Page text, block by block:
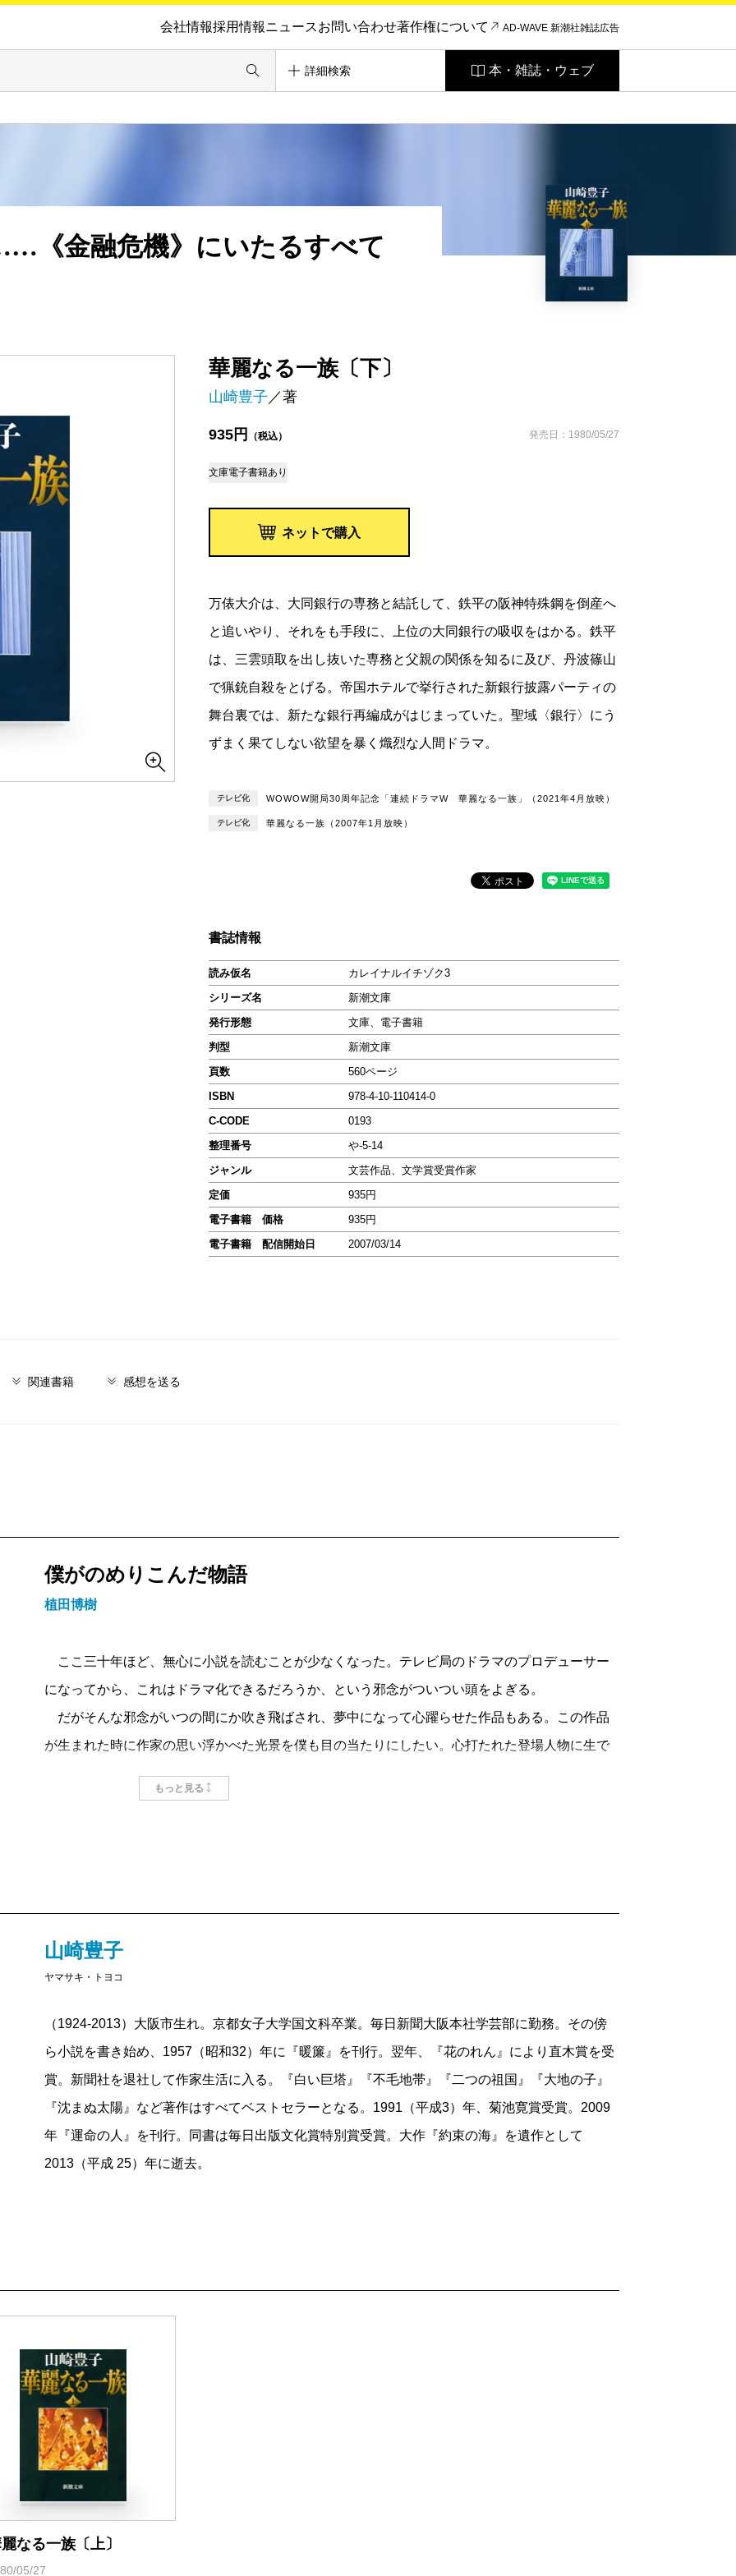
会社情報採用情報ニュースお問い合わせ著作権について AD-WAVE 新潮社雑誌広告
詳細検索 本・雑誌・ウェブ
華麗なる一族〔下〕
山崎豊子 ／著
935円 （税込） 発売日：1980/05/27
文庫電子書籍あり
ネットで購入
《金融危機》にいたるすべて
万俵大介は、大同銀行の専務と結託して、鉄平の阪神特殊鋼を倒産へ
と追いやり、それをも手段に、上位の大同銀行の吸収をはかる。鉄平
は、三雲頭取を出し抜いた専務と父親の関係を知るに及び、丹波篠山
で猟銃自殺をとげる。帝国ホテルで挙行された新銀行披露パーティの
舞台裏では、新たな銀行再編成がはじまっていた。聖域〈銀行〉にう
ずまく果てしない欲望を暴く熾烈な人間ドラマ。
テレビ化 WOWOW開局30周年記念「連続ドラマW 華麗なる一族」（2021年4月放映）
テレビ化 華麗なる一族（2007年1月放映）
書誌情報
読み仮名
カレイナルイチゾク3
シリーズ名
新潮文庫
発行形態
文庫、電子書籍
判型
新潮文庫
頁数
560ページ
ISBN
978-4-10-110414-0
C-CODE
0193
整理番号
や-5-14
ジャンル
文芸作品、文学賞受賞作家
定価
935円
電子書籍 価格
935円
電子書籍 配信開始日
2007/03/14
関連書籍 感想を送る
僕がのめりこんだ物語
植田博樹
ここ三十年ほど、無心に小説を読むことが少なくなった。テレビ局のドラマのプロデューサー
になってから、これはドラマ化できるだろうか、という邪念がついつい頭をよぎる。
だがそんな邪念がいつの間にか吹き飛ばされ、夢中になって心躍らせた作品もある。この作品
が生まれた時に作家の思い浮かべた光景を僕も目の当たりにしたい。心打たれた登場人物に生で
出会いたい。そんな思いから自分が映像化に関わった二つの
像化に当たっては、圧倒的なモンスターである万俵大介を描くため
理想に生き悲劇に死す鉄平を主人公にしたいと語った僕を、山崎先
生は「私は負け戦に乗るつもりは一切ない。勝算はいかほどおあり
ですか」と、驚く程大きな声で糺された。繊細な腕時計の機構のように感情を計算しつくした上
で津波の如きうねりへと編んだ物語を簡単には改変させないぞと、我々の覚悟を問われたのであ
る。勿論、僕らも引けない。渾身の想いで考え尽くした構成案を滔々と説明した。先生の険しい
顔は変わらないまま、仲立ちの方々の尽力により制作はスタートした。
もう一作は、天童荒太
人事件ではないかと気づき謎を追う刑事と、事件に巻き込まれる児
童福祉司と教師の姿を描いたサスペンスであり、人間ドラマであ
る。映像化に当たっては、天童先生が、今、リライトするのなら
ば、こう描くのではないか、というその一点を核として制作した。
原作を頭の中にすべて叩き込み、天童先生が、この作品を執筆した
時の心象風景を垣間見ようと願った。この問題だらけの世界に『家
族狩り』を届けなければならないと志した天童先生の心象を僕らが
共有せねば、この作品の映像化は意味がない。不遜にもそう思い詰めていた。会社の会議室に何
もっと見る
山崎豊子
ヤマサキ・トヨコ
（1924-2013）大阪市生れ。京都女子大学国文科卒業。毎日新聞大阪本社学芸部に勤務。その傍
ら小説を書き始め、1957（昭和32）年に『暖簾』を刊行。翌年、『花のれん』により直木賞を受
賞。新聞社を退社して作家生活に入る。『白い巨塔』『不毛地帯』『二つの祖国』『大地の子』
『沈まぬ太陽』など著作はすべてベストセラーとなる。1991（平成3）年、菊池寛賞受賞。2009
年『運命の人』を刊行。同書は毎日出版文化賞特別賞受賞。大作『約束の海』を遺作として
2013（平成 25）年に逝去。
なる一族〔上〕
05/27